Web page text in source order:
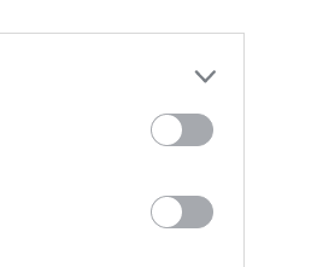
MargitSzent Piroska Szép
trónfosztás
uralkodónő
vallásháború
VIII.
XIV. Lajos
XV. Lajos